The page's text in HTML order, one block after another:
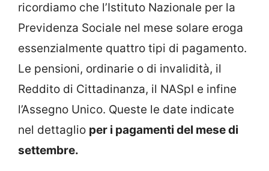
ricordiamo che l’Istituto Nazionale per la
Previdenza Sociale nel mese solare eroga
essenzialmente quattro tipi di pagamento.
Le pensioni, ordinarie o di invalidità, il
Reddito di Cittadinanza, il NASpI e infine
l’Assegno Unico. Queste le date indicate
nel dettaglio per i pagamenti del mese di
settembre.